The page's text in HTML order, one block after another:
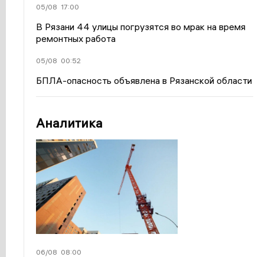
05/08 17:00
В Рязани 44 улицы погрузятся во мрак на время
ремонтных работа
05/08 00:52
БПЛА-опасность объявлена в Рязанской области
Аналитика
06/08 08:00